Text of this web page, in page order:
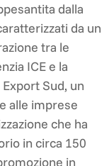
dalla
da un
tra le
ICE e la
Sud, un
alle imprese
che ha
in circa 150
in